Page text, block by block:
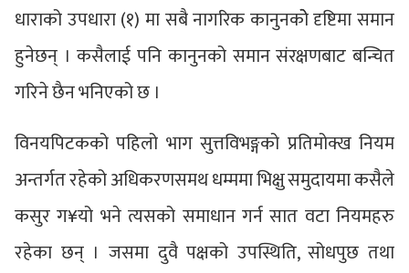
धाराको उपधारा (१) मा सबै नागरिक कानुनकोे दृष्टिमा समान
हुनेछन् । कसैलाई पनि कानुनको समान संरक्षणबाट बन्चित
गरिने छैन भनिएको छ ।
विनयपिटकको पहिलो भाग सुत्तविभङ्गको प्रतिमोक्ख नियम
अन्तर्गत रहेको अधिकरणसमथ धम्ममा भिक्षु समुदायमा कसैले
कसुर ग¥यो भने त्यसको समाधान गर्न सात वटा नियमहरु
रहेका छन् । जसमा दुवै पक्षको उपस्थिति, सोधपुछ तथा